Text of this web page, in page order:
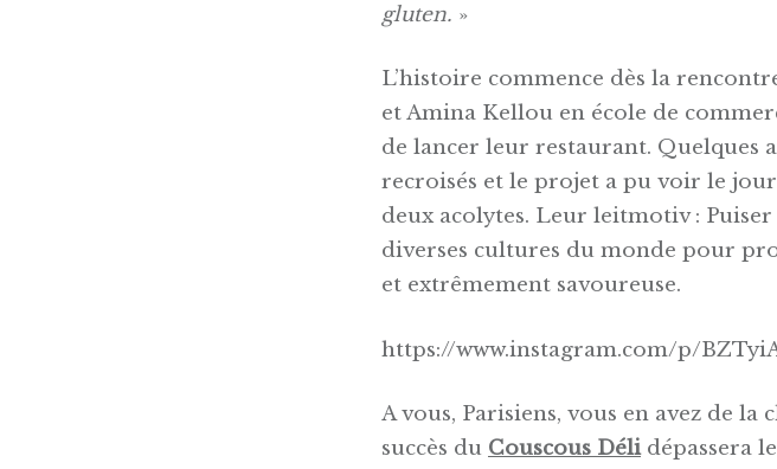
gluten. »
L’histoire commence dès la
et Amina Kellou en école de
de lancer leur restaurant. Quelques
recroisés et le projet a pu voir le
deux acolytes. Leur leitmotiv :
diverses cultures du monde pour
et extrêmement savoureuse.
https://www.instagram.com/p/
A vous, Parisiens, vous en avez de la
succès du Couscous Délidépassera